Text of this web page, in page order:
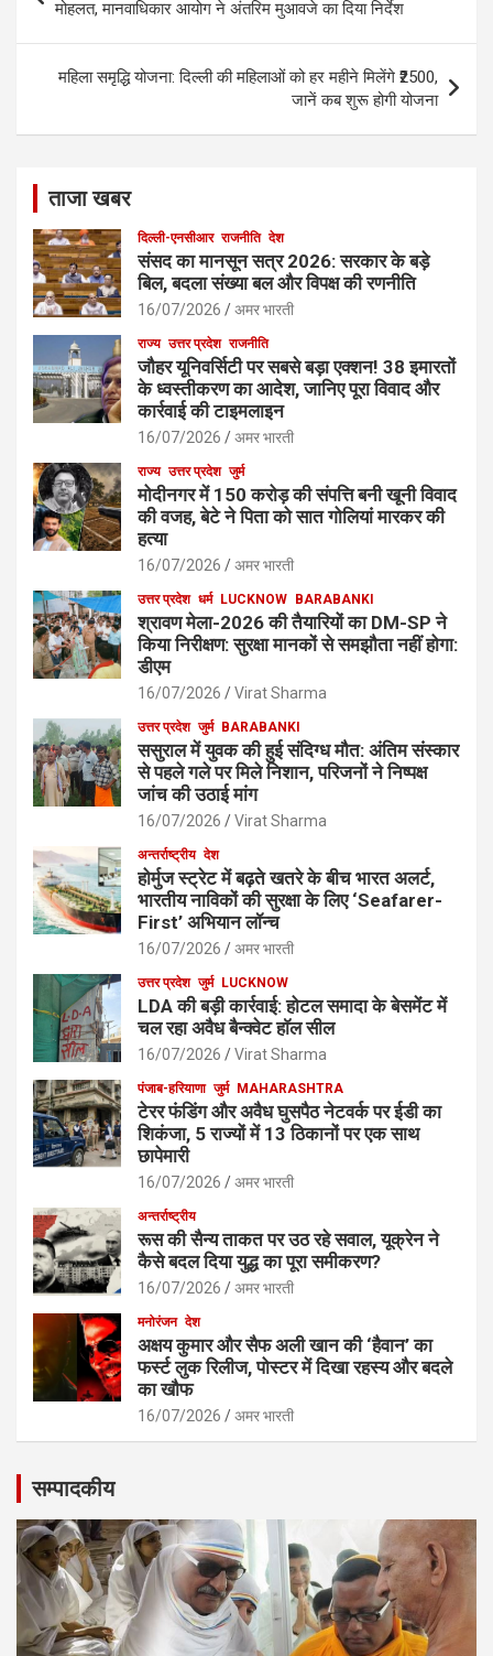
मोहलत, मानवाधिकार आयोग ने अंतरिम मुआवजे का दिया निर्देश
महिला समृद्धि योजना: दिल्ली की महिलाओं को हर महीने मिलेंगे ₹2500,
जानें कब शुरू होगी योजना
ताजा खबर
दिल्ली-एनसीआर राजनीति देश
संसद का मानसून सत्र 2026: सरकार के बड़े
बिल, बदला संख्या बल और विपक्ष की रणनीति
16/07/2026 अमर भारती
राज्य उत्तर प्रदेश राजनीति
जौहर यूनिवर्सिटी पर सबसे बड़ा एक्शन! 38 इमारतों
के ध्वस्तीकरण का आदेश, जानिए पूरा विवाद और
कार्रवाई की टाइमलाइन
16/07/2026 अमर भारती
राज्य उत्तर प्रदेश जुर्म
मोदीनगर में 150 करोड़ की संपत्ति बनी खूनी विवाद
की वजह, बेटे ने पिता को सात गोलियां मारकर की
हत्या
16/07/2026 अमर भारती
उत्तर प्रदेश धर्म LUCKNOW BARABANKI
श्रावण मेला-2026 की तैयारियों का DM-SP ने
किया निरीक्षण: सुरक्षा मानकों से समझौता नहीं होगा:
डीएम
16/07/2026 Virat Sharma
उत्तर प्रदेश जुर्म BARABANKI
ससुराल में युवक की हुई संदिग्ध मौत: अंतिम संस्कार
से पहले गले पर मिले निशान, परिजनों ने निष्पक्ष
जांच की उठाई मांग
16/07/2026 Virat Sharma
अन्तर्राष्ट्रीय देश
होर्मुज स्ट्रेट में बढ़ते खतरे के बीच भारत अलर्ट,
भारतीय नाविकों की सुरक्षा के लिए ‘Seafarer-
First’ अभियान लॉन्च
16/07/2026 अमर भारती
उत्तर प्रदेश जुर्म LUCKNOW
LDA की बड़ी कार्रवाई: होटल समादा के बेसमेंट में
चल रहा अवैध बैन्क्वेट हाॅल सील
16/07/2026 Virat Sharma
पंजाब-हरियाणा जुर्म MAHARASHTRA
टेरर फंडिंग और अवैध घुसपैठ नेटवर्क पर ईडी का
शिकंजा, 5 राज्यों में 13 ठिकानों पर एक साथ
छापेमारी
16/07/2026 अमर भारती
अन्तर्राष्ट्रीय
रूस की सैन्य ताकत पर उठ रहे सवाल, यूक्रेन ने
कैसे बदल दिया युद्ध का पूरा समीकरण?
16/07/2026 अमर भारती
मनोरंजन देश
अक्षय कुमार और सैफ अली खान की ‘हैवान’ का
फर्स्ट लुक रिलीज, पोस्टर में दिखा रहस्य और बदले
का खौफ
16/07/2026 अमर भारती
सम्पादकीय